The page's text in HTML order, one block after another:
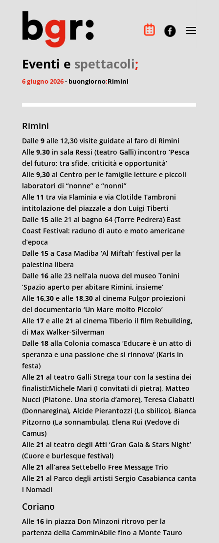
Eventi e spettacoli;
6 giugno 2026- buongiorno:Rimini
Rimini
Dalle 9alle 12,30 visite guidate al faro di Rimini
Alle9,30in sala Ressi (teatro Galli) incontro ‘Pesca
del futuro: tra sfide, criticità e opportunità’
Alle 9,30al Centro per le famiglie letture e piccoli
laboratori di “nonne” e “nonni”
Alle11 tra via Flaminia e via Clotilde Tambroni
intitolazione del piazzale a don Luigi Tiberti
Dalle 15alle 21 al bagno 64 (Torre Pedrera) East
Coast Festival: raduno di auto e moto americane
d’epoca
Dalle 15a Casa Madiba ‘Al Miftah’ festival per la
palestina libera
Dalle 16alle 23 nell’ala nuova del museo Tonini
‘Spazio aperto per abitare Rimini, insieme’
Alle 16,30e alle 18,30al cinema Fulgor proiezioni
del documentario ‘Un Mare molto Piccolo’
Alle 17e alle 21 al cinema Tiberio il film Rebuilding,
di Max Walker-Silverman
Dalle 18alla Colonia comasca ‘Educare è un atto di
speranza e una passione che si rinnova’ (Karis in
festa)
Alle 21 al teatro Galli Strega tour con la sestina dei
finalisti:Michele Mari (I convitati di pietra), Matteo
Nucci (Platone. Una storia d’amore), Teresa Ciabatti
(Donnaregina), Alcide Pierantozzi (Lo sbilico), Bianca
Pitzorno (La sonnambula), Elena Rui (Vedove di
Camus)
Alle 21 al teatro degli Atti ‘Gran Gala & Stars Night’
(Cuore e burlesque festival)
Alle 21 all’area Settebello Free Message Trio
Alle 21 al Parco degli artisti Sergio Casabianca canta
i Nomadi
Coriano
Alle 16in piazza Don Minzoni ritrovo per la
partenza della CamminAbile fino a Monte Tauro